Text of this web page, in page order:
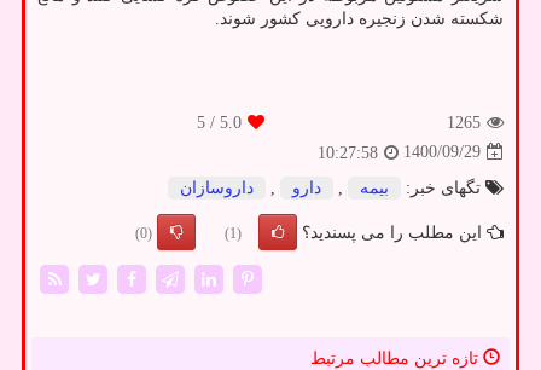
شکسته شدن زنجیره دارویی کشور شوند.
1265
5.0
/ 5
1400/09/29
10:27:58
تگهای خبر:
بیمه , دارو , داروسازان
این مطلب را می پسندید؟ (1)
(0)
تازه ترین مطالب مرتبط